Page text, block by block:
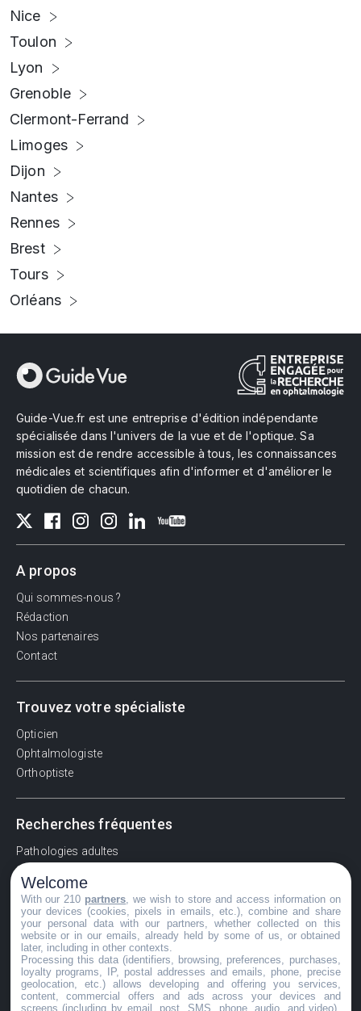
Nice
Toulon
Lyon
Grenoble
Clermont-Ferrand
Limoges
Dijon
Nantes
Rennes
Brest
Tours
Orléans
Guide-Vue.fr est une entreprise d'édition indépendante
spécialisée dans l'univers de la vue et de l'optique. Sa
mission est de rendre accessible à tous, les connaissances
médicales et scientifiques afin d'informer et d'améliorer le
quotidien de chacun.
A propos
Qui sommes-nous ?
Rédaction
Nos partenaires
Contact
Trouvez votre spécialiste
Opticien
Ophtalmologiste
Orthoptiste
Recherches fréquentes
Pathologies adultes
Signes d'une urgence ophtalmologique
La vision
Acuité visuelle
Myosis / mydriase
Œdème oculaire
©GuideVue2024
Welcome
With our 210 partners , we wish to store and access information on
your devices (cookies, pixels in emails, etc.), combine and share
your personal data with our partners, whether collected on this
website or in our emails, already held by some of us, or obtained
later, including in other contexts.
Processing this data (identifiers, browsing, preferences, purchases,
loyalty programs, IP, postal addresses and emails, phone, precise
geolocation, etc.) allows developing and offering you services,
content, commercial offers and ads across your devices and
screens (including by email, post, SMS, phone, audio, and video),